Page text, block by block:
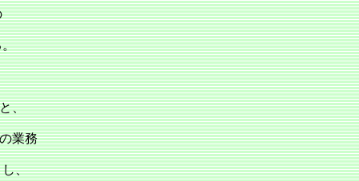
。
、
業務
、